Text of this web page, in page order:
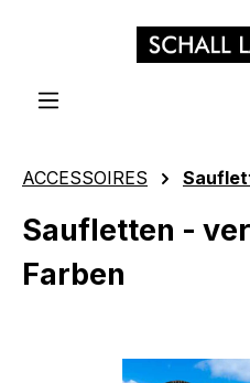
Zum Hauptinhalt springen
ACCESSOIRES
Saufletten -
Farben
Bildergalerie überspringen